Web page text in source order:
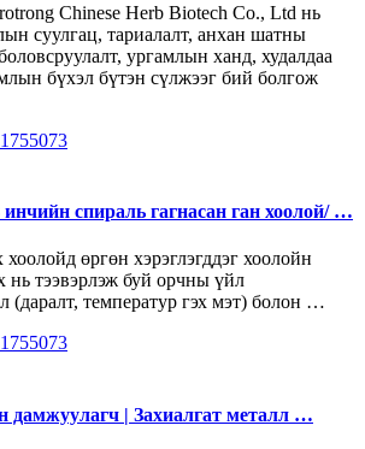
Chinese Herb Biotech Co., Ltd нь
суулгац, тариалалт, анхан шатны
ургамлын ханд, худалдаа
бүхэл бүтэн сүлжээг бий болгож
спираль гагнасан ган хоолой/ …
өргөн хэрэглэгддэг хоолойн
нь тээвэрлэж буй орчны үйл
(даралт, температур гэх мэт) болон …
дамжуулагч | Захиалгат металл …